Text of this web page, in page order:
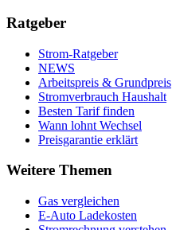
Ratgeber
Strom-Ratgeber
NEWS
Arbeitspreis & Grundpreis
Stromverbrauch Haushalt
Besten Tarif finden
Wann lohnt Wechsel
Preisgarantie erklärt
Weitere Themen
Gas vergleichen
E-Auto Ladekosten